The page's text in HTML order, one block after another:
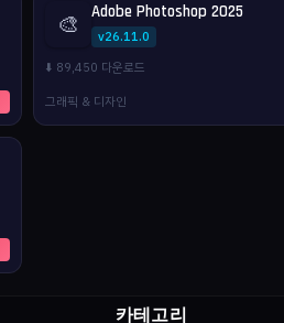
🎨 Adobe Photoshop 2025
v26.11.0
⬇️ 89,450 다운로드
그래픽 & 디자인
카테고리